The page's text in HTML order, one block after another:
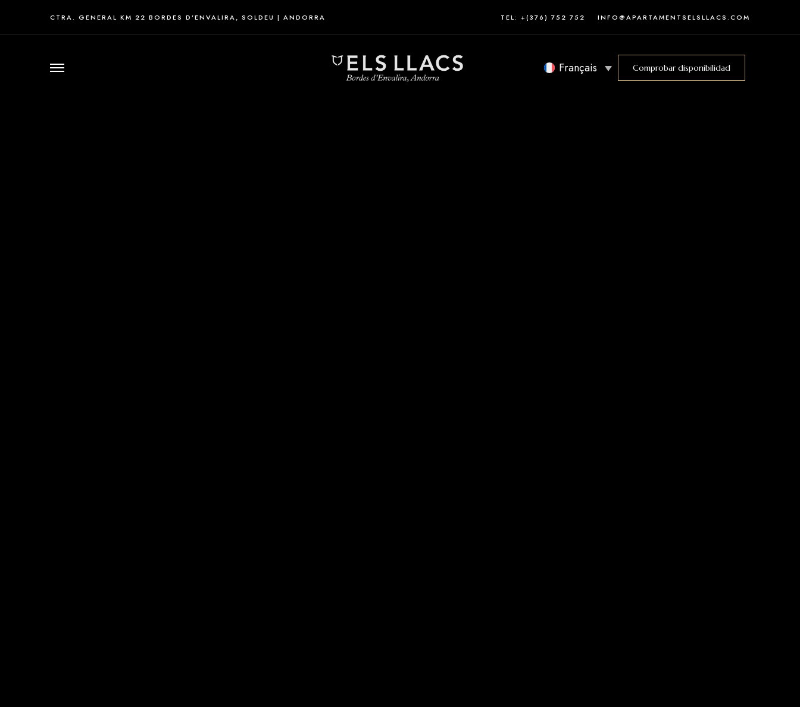
CTRA. GENERAL KM 22 BORDES D’ENVALIRA, SOLDEU | ANDORRA TEL: +(376) 752 752 INFO@APARTAMENTSELSLLACS.COM
Français Comprobar disponibilidad